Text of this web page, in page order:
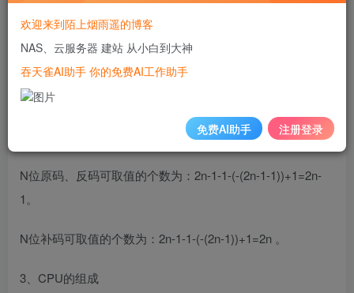
来表示和存储。
2、原码、反码、补码的取值范围
N位原码、反码可取值的个数为：2n-1-1-(-(2n-1-1))+1=2n-
1。
N位补码可取值的个数为：2n-1-1-(-(2n-1))+1=2n 。
3、CPU的组成
欢迎来到陌上烟雨遥的博客
NAS、云服务器 建站 从小白到大神
吞天雀AI助手 你的免费AI工作助手
免费AI助手 注册登录